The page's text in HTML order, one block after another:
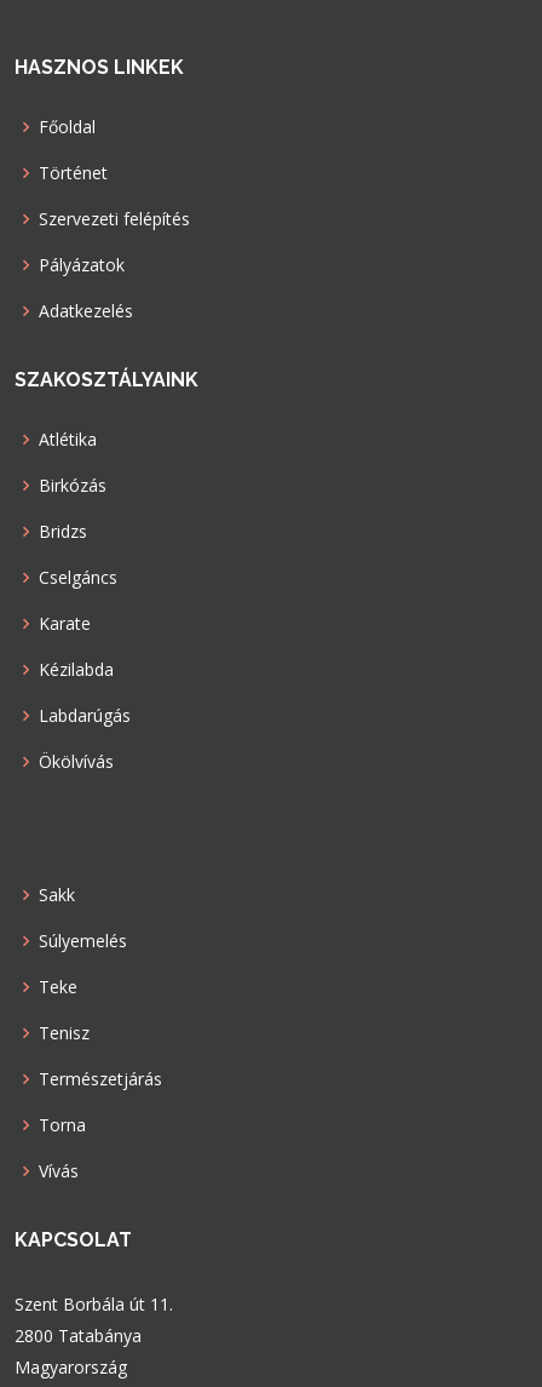
HASZNOS LINKEK
Főoldal
Történet
Szervezeti felépítés
Pályázatok
Adatkezelés
SZAKOSZTÁLYAINK
Atlétika
Birkózás
Bridzs
Cselgáncs
Karate
Kézilabda
Labdarúgás
Ökölvívás
Sakk
Súlyemelés
Teke
Tenisz
Természetjárás
Torna
Vívás
KAPCSOLAT
Szent Borbála út 11.
2800 Tatabánya
Magyarország